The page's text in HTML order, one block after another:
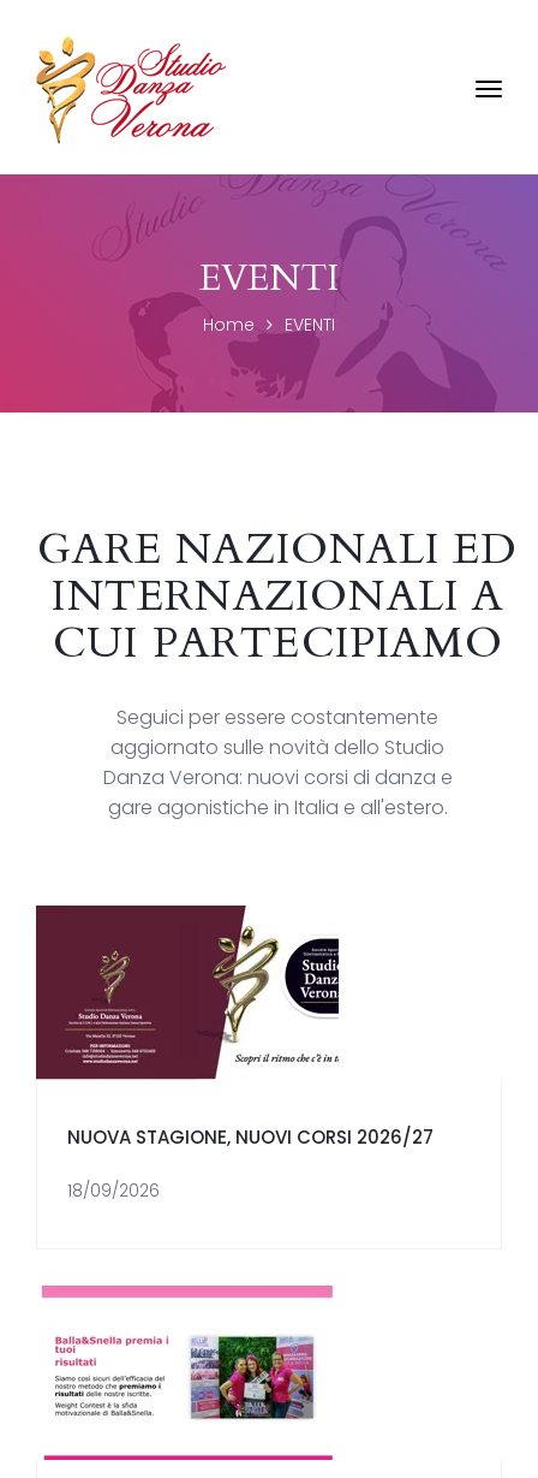
EVENTI
Home EVENTI
GARE NAZIONALI ED
INTERNAZIONALI A
CUI PARTECIPIAMO
Seguici per essere costantemente
aggiornato sulle novità dello Studio
Danza Verona: nuovi corsi di danza e
gare agonistiche in Italia e all'estero.
NUOVA STAGIONE, NUOVI CORSI 2026/27
18/09/2026